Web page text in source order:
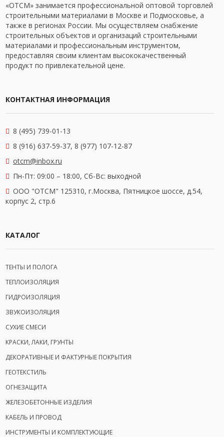
«ОТСМ» занимается профессиональной оптовой торговлей
строительными материалами в Москве и Подмосковье, а
также в регионах России. Мы осуществляем снабжение
строительных объектов и организаций строительными
материалами и профессиональным инструментом,
предоставляя своим клиентам высококачественный
продукт по привлекательной цене.
КОНТАКТНАЯ ИНФОРМАЦИЯ
8 (495) 739-01-13
8 (916) 637-59-37, 8 (977) 107-12-87
otcm@inbox.ru
Пн-Пт: 09:00 – 18:00, Сб-Вс: выходной
OOO "ОТСМ" 125310, г.Москва, Пятницкое шоссе, д.54,
корпус 2, стр.6
КАТАЛОГ
ТЕНТЫ И ПОЛОГА
ТЕПЛОИЗОЛЯЦИЯ
ГИДРОИЗОЛЯЦИЯ
ЗВУКОИЗОЛЯЦИЯ
СУХИЕ СМЕСИ
КРАСКИ, ЛАКИ, ГРУНТЫ
ДЕКОРАТИВНЫЕ И ФАКТУРНЫЕ ПОКРЫТИЯ
ГЕОТЕКСТИЛЬ
ОГНЕЗАЩИТА
ЖЕЛЕЗОБЕТОННЫЕ ИЗДЕЛИЯ
КАБЕЛЬ И ПРОВОД
ИНСТРУМЕНТЫ И КОМПЛЕКТУЮЩИЕ